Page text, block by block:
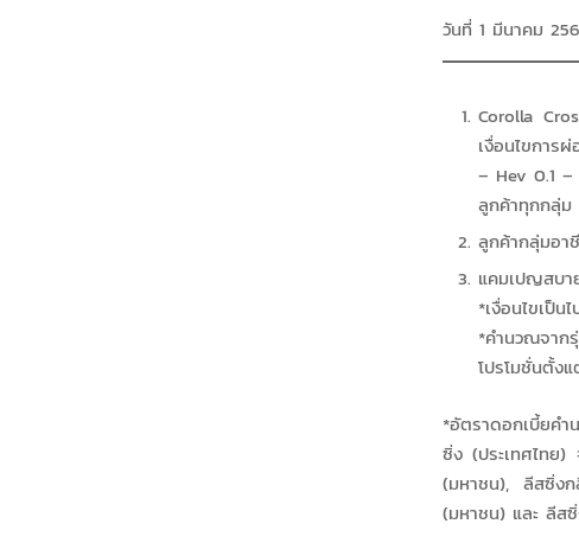
วันที่ 1 มีนาคม
Corolla
เงื่อนไขการ
– Hev 0.1
ลูกค้าทุกกลุ่ม
ลูกค้ากลุ่มอา
แคมเปญสบ
*เงื่อนไขเป็
*คำนวณจากรุ่
โปรโมชั่นตั้ง
*อัตราดอกเบี้ยค
ซิ่ง (ประเทศไทย
(มหาชน), ลีสซิ่ง
(มหาชน) และ ลีส